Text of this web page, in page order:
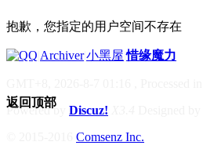
抱歉，您指定的用户空间不存在
Archiver|小黑屋|惜缘魔力
Powered by Discuz!
Comsenz Inc.
返回顶部